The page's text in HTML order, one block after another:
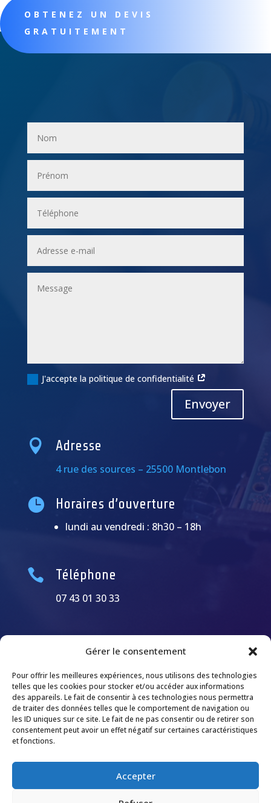
Gérer le consentement
Pour offrir les meilleures expériences, nous utilisons des technologies
telles que les cookies pour stocker et/ou accéder aux informations
des appareils. Le fait de consentir à ces technologies nous permettra
de traiter des données telles que le comportement de navigation ou
les ID uniques sur ce site. Le fait de ne pas consentir ou de retirer son
consentement peut avoir un effet négatif sur certaines caractéristiques
et fonctions.
Accepter
OBTENEZ UN DEVIS
GRATUITEMENT
J'accepte la politique de confidentialité
Envoyer
 Adresse
4 rue des sources – 25500 Montlebon
 Horaires d’ouverture
lundi au vendredi : 8h30 – 18h
 Téléphone
07 43 01 30 33